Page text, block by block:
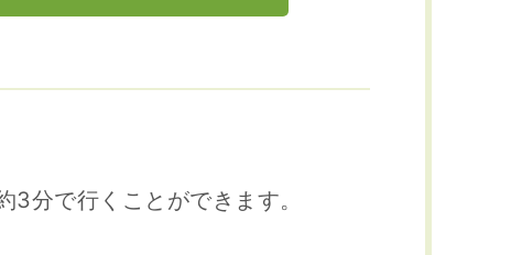
分で行くことができます。